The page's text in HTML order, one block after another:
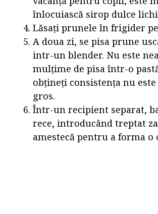
înlocuiască sirop dulce
Lăsați prunele în frigider
A doua zi, se pisa prune
intr-un blender. Nu este
mulțime de pisa într-o
obțineți consistența nu
gros.
Într-un recipient separat,
rece, introducând treptat
amestecă pentru a forma o